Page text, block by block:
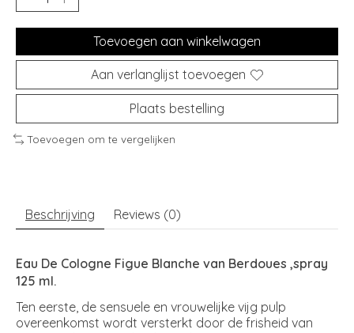
Toevoegen aan winkelwagen
Aan verlanglijst toevoegen
Plaats bestelling
Toevoegen om te vergelijken
Beschrijving Reviews (0)
Eau De Cologne Figue Blanche van Berdoues ,spray
125 ml.
Ten eerste, de sensuele en vrouwelijke vijg pulp
overeenkomst wordt versterkt door de frisheid van